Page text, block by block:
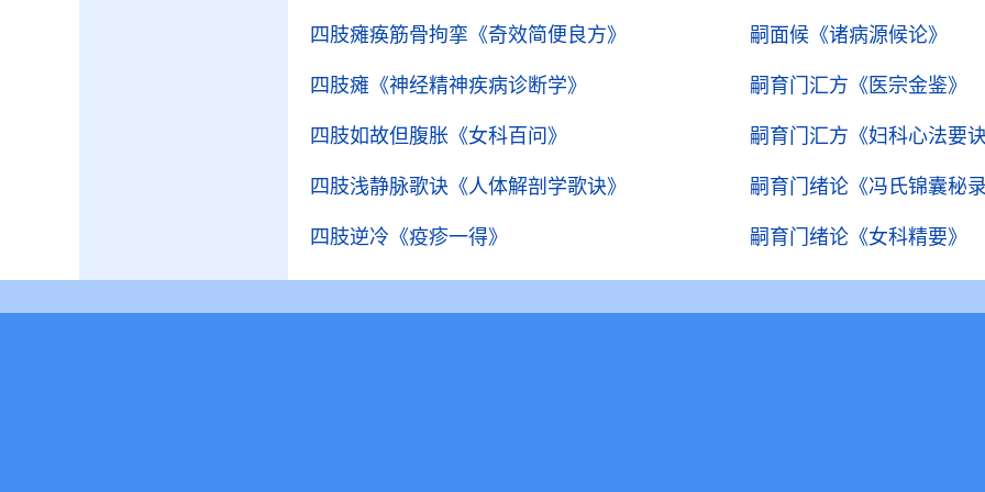
四肢瘫痪筋骨拘挛 《奇效简便良方》 嗣面候 《诸病源候论》
四肢瘫 《神经精神疾病诊断学》 嗣育门汇方 《医宗金鉴》
四肢如故但腹胀 《女科百问》 嗣育门汇方 《妇科心法要诀
四肢浅静脉歌诀 《人体解剖学歌诀》 嗣育门绪论 《冯氏锦囊秘录
四肢逆冷 《疫疹一得》 嗣育门绪论 《女科精要》